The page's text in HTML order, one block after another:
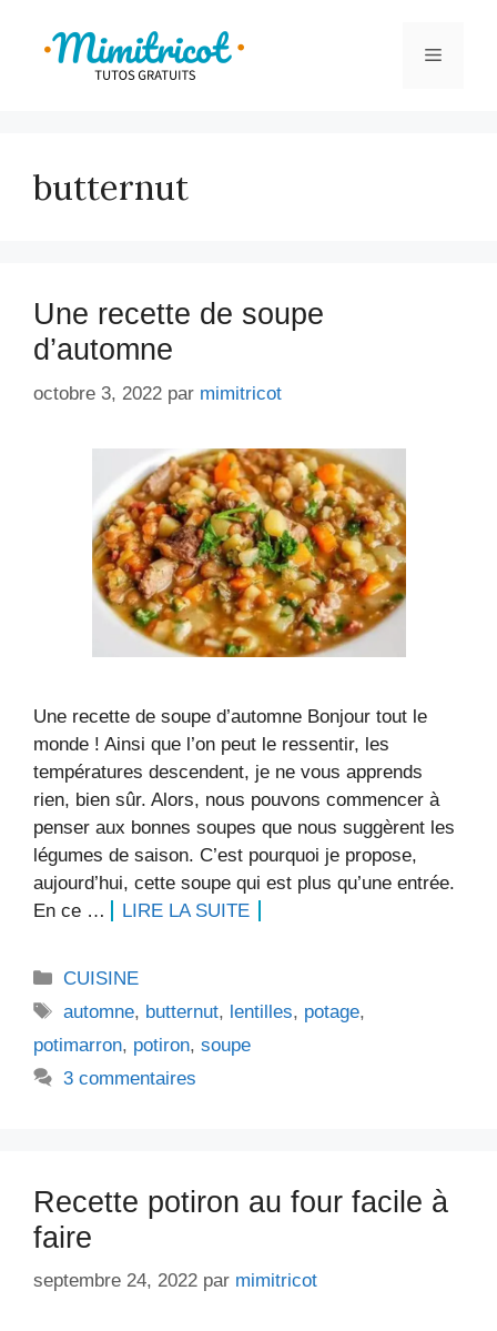
contenu
Menu
butternut
Une recette de soupe
d’automne
octobre 3, 2022 par mimitricot
Une recette de soupe d’automne Bonjour tout le
monde ! Ainsi que l’on peut le ressentir, les
températures descendent, je ne vous apprends
rien, bien sûr. Alors, nous pouvons commencer à
penser aux bonnes soupes que nous suggèrent les
légumes de saison. C’est pourquoi je propose,
aujourd’hui, cette soupe qui est plus qu’une entrée.
En ce …
LIRE LA SUITE
Catégories
CUISINE
Étiquettes
automne, butternut, lentilles, potage,
potimarron, potiron, soupe
3 commentaires
Recette potiron au four facile à
faire
septembre 24, 2022 par mimitricot